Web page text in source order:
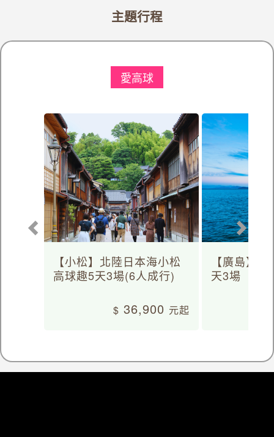
愛高球
主題行程
【小松】北陸日本海小松
高球趣5天3場(6人成行)
36,900
【廣島】
天3場